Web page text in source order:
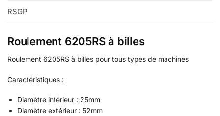
RSGP
Roulement 6205RS à billes
Roulement 6205RS à billes pour tous types de machines
Caractéristiques :
Diamètre intérieur : 25mm
Diamètre extérieur : 52mm